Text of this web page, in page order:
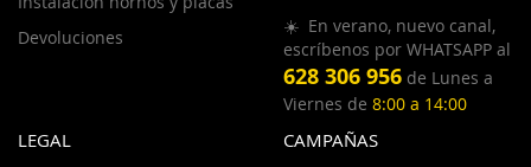
Devoluciones
☀️ En verano, nuevo canal,
escríbenos por WHATSAPP al
628 306 956 de Lunes a
Viernes de 8:00 a 14:00
LEGAL CAMPAÑAS